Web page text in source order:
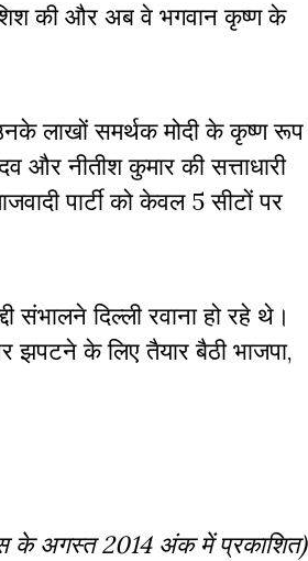
की और अब वे भगवान कृष्ण के
लाखों समर्थक मोदी के कृष्ण रूप
और नीतीश कुमार की सत्ताधारी
पार्टी को केवल 5 सीटों पर
संभालने दिल्ली रवाना हो रहे थे।
झपटने के लिए तैयार बैठी भाजपा,
के अगस्त 2014 अंक में प्रकाशित)